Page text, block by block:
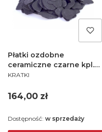
Płatki ozdobne
ceramiczne czarne kpl.
0,5 kg
PRODUCENT
KRATKI
Cena
164,00 zł
Dostępność: w sprzedaży